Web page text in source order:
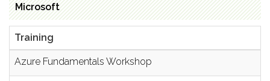
Microsoft
Training
Azure Fundamentals Workshop